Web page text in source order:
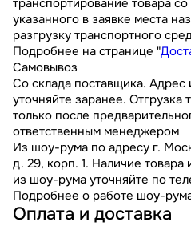
указанного в заявке места
разгрузку транспортного
Подробнее на странице "
Самовывоз
Со склада поставщика. Адрес
уточняйте заранее. Отгрузка
только после
ответственным менеджером
Из шоу-рума по адресу г.
д. 29, корп. 1. Наличие товара
из шоу-рума уточняйте по
Подробнее о работе шоу-
Оплата и доставка